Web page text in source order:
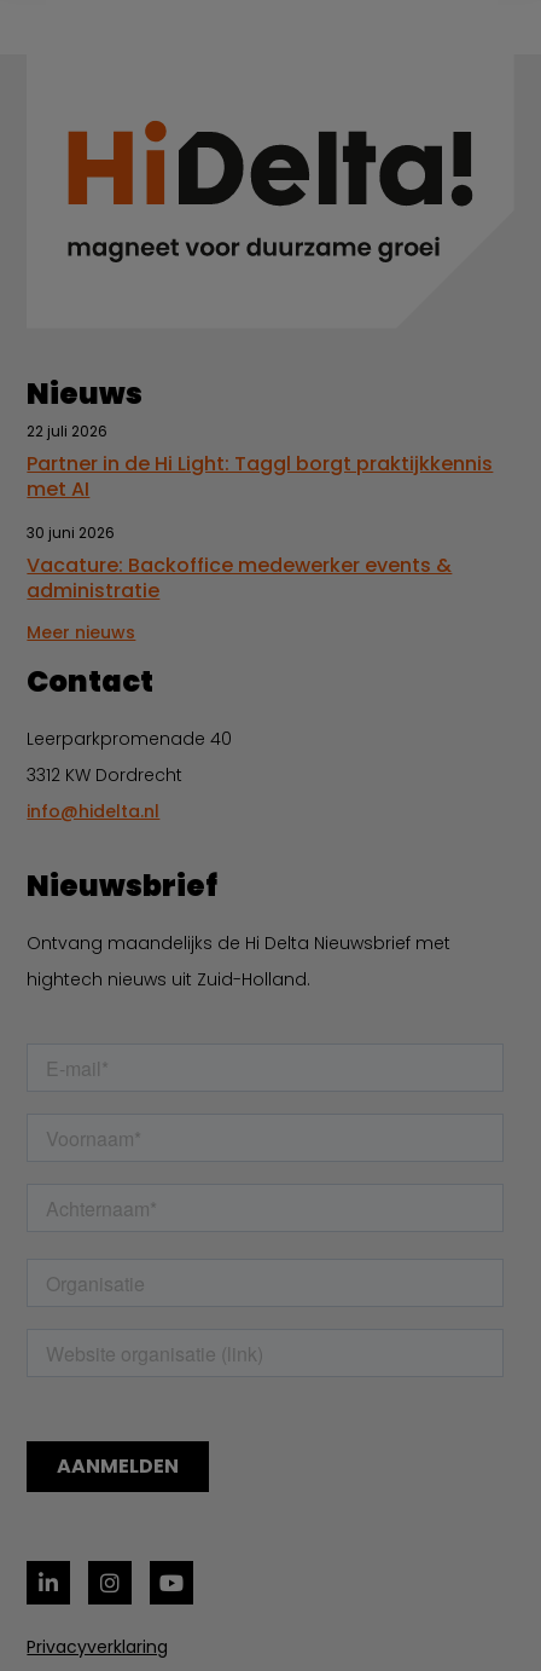
Nieuws
22 juli 2026
Partner in de Hi Light: Taggl borgt praktijkkennis
met AI
30 juni 2026
Vacature: Backoffice medewerker events &
administratie
Meer nieuws
Contact
Leerparkpromenade 40
3312 KW Dordrecht
info@hidelta.nl
Nieuwsbrief
Ontvang maandelijks de Hi Delta Nieuwsbrief met
hightech nieuws uit Zuid-Holland.
Privacyverklaring